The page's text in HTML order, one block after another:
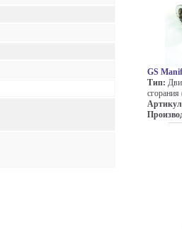
GS
Тип: